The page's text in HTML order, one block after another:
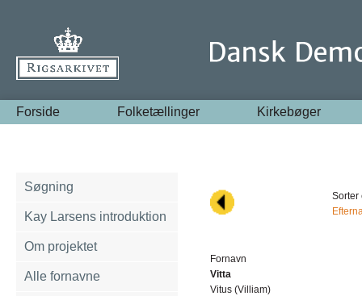
Forside Folketællinger Kirkebøger
Søgning
Kay Larsens introduktion
Om projektet
Alle fornavne
Sorter
Fornavn
Vitta
Vitus (Villiam)